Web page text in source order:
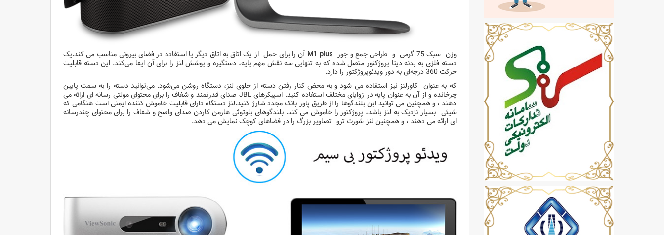
وزن سبک 75 گرمی و طراحی جمع و جور M1 plus آن را برای حمل از یک اتاق به اتاق دیگر یا استفاده در فضای بیرونی مناسب می کند.یک
دسته فلزی به بدنه دیتا پروژکتور متصل شده که به تنهایی سه نقش مهم پایه، دستگیره و پوشش لنز را برای آن ایفا می‌کند. این دسته قابلیت
حرکت 360 درجه‌ای به دور ویدئوپروژکتور را دارد.
که به عنوان کاورلنز نیز استفاده می شود و به محض کنار رفتن دسته از جلوی لنز، دستگاه روشن می‌شود. می‌توانید دسته را به سمت پایین
چرخانده و از آن به عنوان پایه در زوایای مختلف استفاده کنید. اسپیکرهای JBL صدای قدرتمند و شفاف را برای محتوای مولتی رسانه ای ارائه می
دهند ، و همچنین می توانید این بلندگوها را از طریق پاور بانک مجدد شارژ کنید.لنز دستگاه دارای قابلیت خاموش کننده ایمنی است هنگامی که
شیئی بسیار نزدیک به لنز باشد، پروژکتور را خاموش می کند. بلندگوهای بلوتوثی هارمن کاردن صدای واضح و شفاف را برای محتوای چندرسانه
ای ارائه می دهند ، و همچنین لنز شورت ترو تصاویر بزرگ را در فضاهای کوچک نمایش می دهد.